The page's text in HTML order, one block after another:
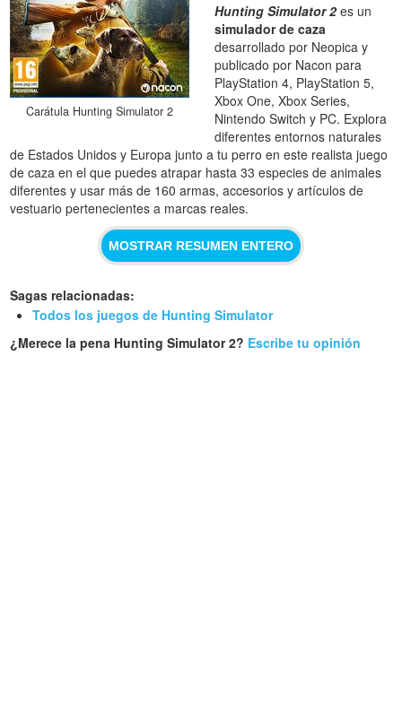
Carátula Hunting Simulator 2
Hunting Simulator 2es un
simulador de caza
desarrollado por Neopica y
publicado por Nacon para
PlayStation 4, PlayStation 5,
Xbox One, Xbox Series,
Nintendo Switch y PC. Explora
diferentes entornos naturales
de Estados Unidos y Europa junto a tu perro en este realista juego
de caza en el que puedes atrapar hasta 33 especies de animales
diferentes y usar más de 160 armas, accesorios y artículos de
vestuario pertenecientes a marcas reales.
MOSTRAR RESUMEN ENTERO
Sagas relacionadas:
Todos los juegos de Hunting Simulator
¿Merece la pena Hunting Simulator 2? Escribe tu opinión